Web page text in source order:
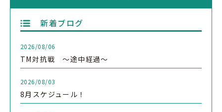
新着ブログ
2026/08/06
TM対抗戦 ～途中経過～
2026/08/03
8月スケジュール！